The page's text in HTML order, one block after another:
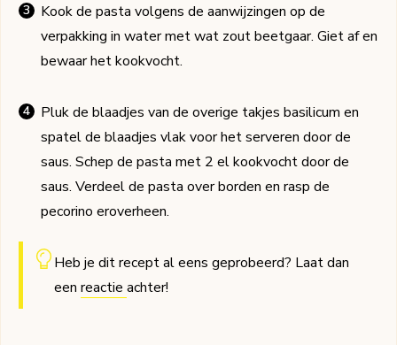
Kook de pasta volgens de aanwijzingen op de
verpakking in water met wat zout beetgaar. Giet af en
bewaar het kookvocht.
Pluk de blaadjes van de overige takjes basilicum en
spatel de blaadjes vlak voor het serveren door de
saus. Schep de pasta met 2 el kookvocht door de
saus. Verdeel de pasta over borden en rasp de
pecorino eroverheen.
Heb je dit recept al eens geprobeerd? Laat dan
een reactie achter!